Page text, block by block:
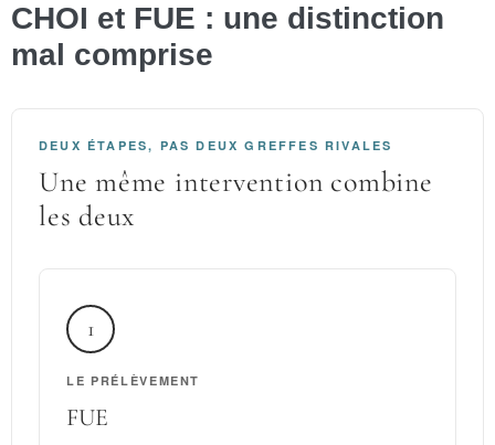
CHOI et FUE : une distinction
mal comprise
DEUX ÉTAPES, PAS DEUX GREFFES RIVALES
Une même intervention combine
les deux
1
LE PRÉLÈVEMENT
FUE